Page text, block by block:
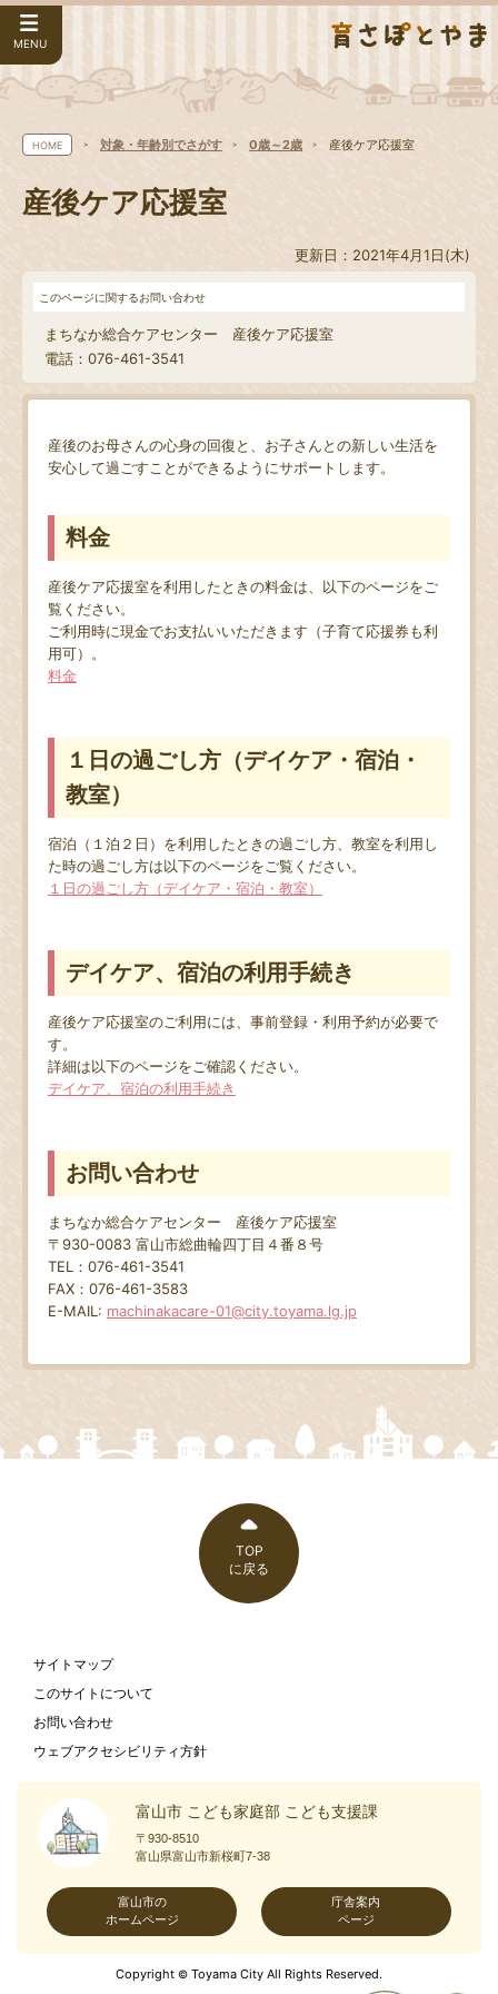
MENU
HOME 対象・年齢別でさがす 0歳～2歳 産後ケア応援室
産後ケア応援室
更新日：2021年4月1日(木)
このページに関するお問い合わせ
まちなか総合ケアセンター 産後ケア応援室
電話：076-461-3541
産後のお母さんの心身の回復と、お子さんとの新しい生活を
安心して過ごすことができるようにサポートします。
料金
産後ケア応援室を利用したときの料金は、以下のページをご
覧ください。
ご利用時に現金でお支払いいただきます（子育て応援券も利
用可）。
料金
１日の過ごし方（デイケア・宿泊・
教室）
宿泊（１泊２日）を利用したときの過ごし方、教室を利用し
た時の過ごし方は以下のページをご覧ください。
１日の過ごし方（デイケア・宿泊・教室）
デイケア、宿泊の利用手続き
産後ケア応援室のご利用には、事前登録・利用予約が必要で
す。
詳細は以下のページをご確認ください。
デイケア、宿泊の利用手続き
お問い合わせ
まちなか総合ケアセンター 産後ケア応援室
〒930-0083 富山市総曲輪四丁目４番８号
TEL：076-461-3541
FAX：076-461-3583
E-MAIL: machinakacare-01@city.toyama.lg.jp
TOP
に戻る
サイトマップ
このサイトについて
お問い合わせ
ウェブアクセシビリティ方針
富山市 こども家庭部 こども支援課
〒930-8510
富山県富山市新桜町7-38
富山市の
ホームページ
庁舎案内
ページ
Copyright © Toyama City All Rights Reserved.